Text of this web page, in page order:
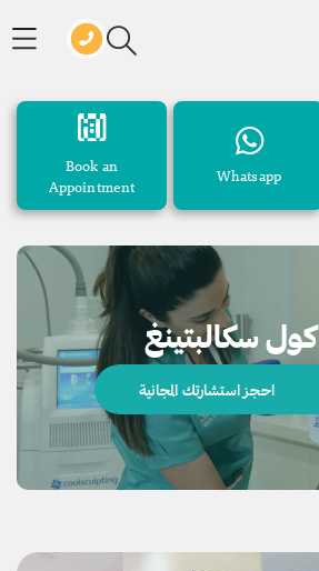
Whatsapp
Book an
Appointment
كول سكالبتينغ
احجز استشارتك المجانية